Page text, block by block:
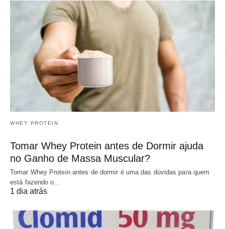
WHEY PROTEIN
Tomar Whey Protein antes de Dormir ajuda
no Ganho de Massa Muscular?
Tomar Whey Protein antes de dormir é uma das dúvidas para quem
está fazendo o…
1 dia atrás